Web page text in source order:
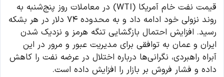
قیمت نفت خام آمریکا (WTI) در معاملات روز پنج‌شنبه به
روند نزولی خود ادامه داد و به محدوده ۷۴ دلار در هر بشکه
رسید. افزایش احتمال بازگشایی تنگه هرمز و نزدیک شدن
ایران و عمان به توافقی برای مدیریت عبور و مرور در این
آبراه راهبردی، نگرانی‌ها درباره اختلال در عرضه نفت را کاهش
داده و فشار فروش بر بازار را افزایش داده است.